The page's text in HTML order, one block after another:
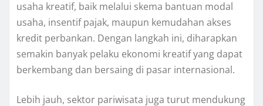
usaha kreatif, baik melalui skema bantuan modal
usaha, insentif pajak, maupun kemudahan akses
kredit perbankan. Dengan langkah ini, diharapkan
semakin banyak pelaku ekonomi kreatif yang dapat
berkembang dan bersaing di pasar internasional.
Lebih jauh, sektor pariwisata juga turut mendukung